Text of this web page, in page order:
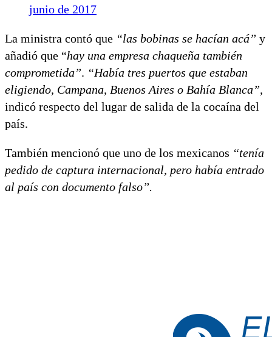
junio de 2017
La ministra contó que “las bobinas se hacían acá” y
añadió que “hay una empresa chaqueña también
comprometida”. “Había tres puertos que estaban
eligiendo, Campana, Buenos Aires o Bahía Blanca”,
indicó respecto del lugar de salida de la cocaína del
país.
También mencionó que uno de los mexicanos “tenía
pedido de captura internacional, pero había entrado
al país con documento falso”.